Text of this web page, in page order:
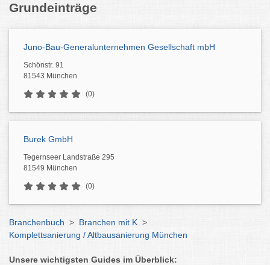
Grundeinträge
Juno-Bau-Generalunternehmen Gesellschaft mbH
Schönstr. 91
81543 München
(0)
Burek GmbH
Tegernseer Landstraße 295
81549 München
(0)
Branchenbuch > Branchen mit K >
Komplettsanierung / Altbausanierung München
Unsere wichtigsten Guides im Überblick: